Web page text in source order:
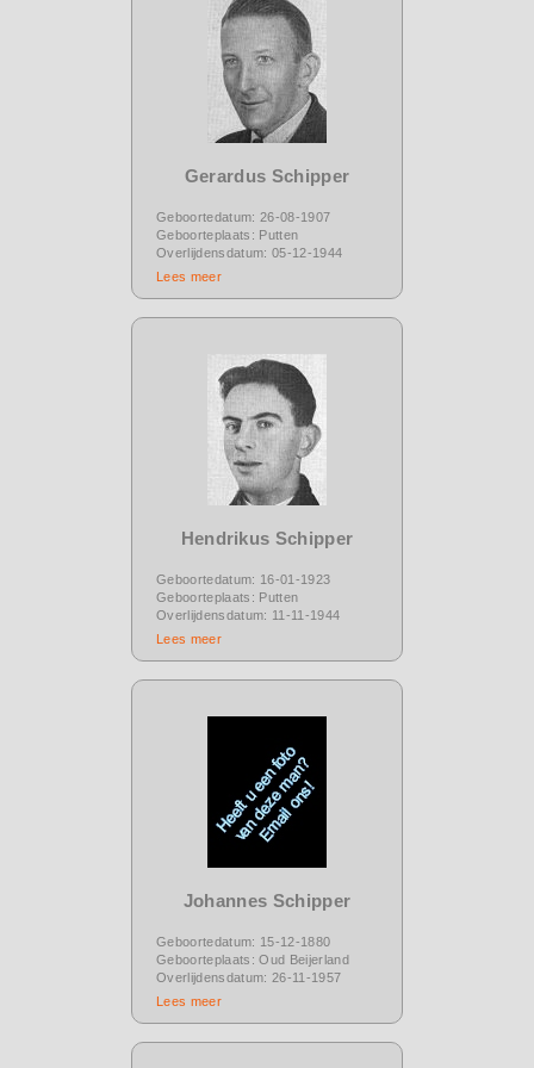
Gerardus Schipper
Geboortedatum: 26-08-1907
Geboorteplaats: Putten
Overlijdensdatum: 05-12-1944
Lees meer
Hendrikus Schipper
Geboortedatum: 16-01-1923
Geboorteplaats: Putten
Overlijdensdatum: 11-11-1944
Lees meer
Johannes Schipper
Geboortedatum: 15-12-1880
Geboorteplaats: Oud Beijerland
Overlijdensdatum: 26-11-1957
Lees meer